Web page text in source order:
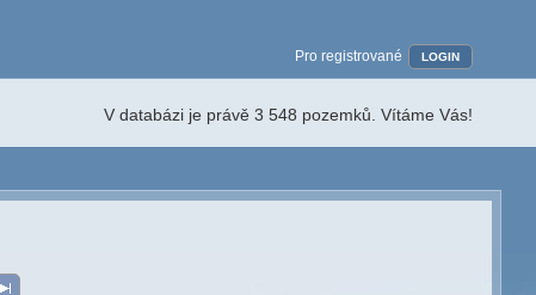
Pro registrované LOGIN
V databázi je právě 3 548 pozemků. Vítáme Vás!